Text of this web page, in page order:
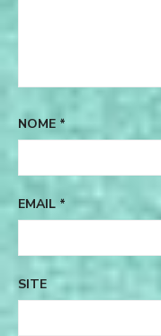
NOME *
EMAIL *
SITE